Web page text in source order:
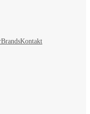
BrandsKontakt